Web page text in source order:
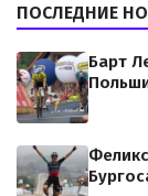
ПОСЛЕДНИЕ
Барт